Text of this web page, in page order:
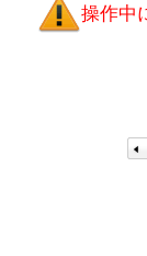
操作中